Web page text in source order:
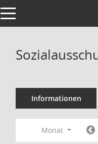
Toggle navigation
Informationen
Monat